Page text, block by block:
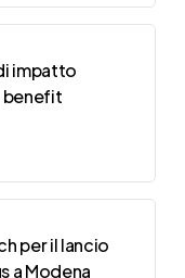
impatto
benefit
per il lancio
a Modena